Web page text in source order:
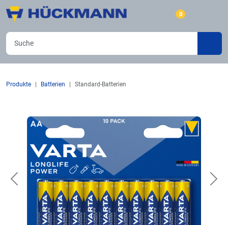
0
Produkte Batterien Standard-Batterien
Previous